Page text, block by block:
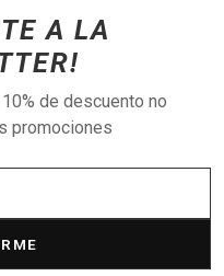
A LA
de descuento no
promociones